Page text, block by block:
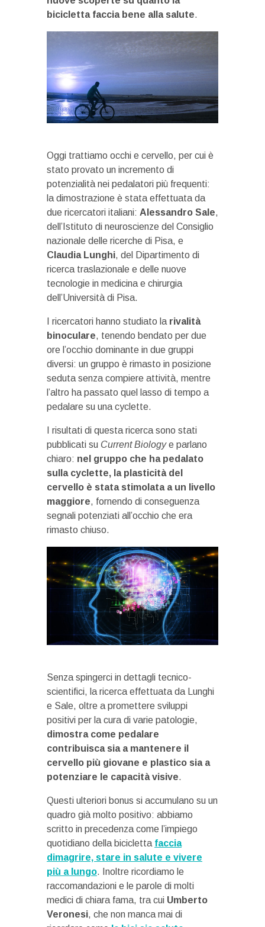
bicicletta faccia bene alla salute.
Oggi trattiamo occhi e cervello, per cui è
stato provato un incremento di
potenzialità nei pedalatori più frequenti:
la dimostrazione è stata effettuata da
due ricercatori italiani: Alessandro Sale,
dell’Istituto di neuroscienze del Consiglio
nazionale delle ricerche di Pisa, e
Claudia Lunghi, del Dipartimento di
ricerca traslazionale e delle nuove
tecnologie in medicina e chirurgia
dell’Università di Pisa.
I ricercatori hanno studiato la rivalità
binoculare, tenendo bendato per due
ore l’occhio dominante in due gruppi
diversi: un gruppo è rimasto in posizione
seduta senza compiere attività, mentre
l’altro ha passato quel lasso di tempo a
pedalare su una cyclette.
I risultati di questa ricerca sono stati
pubblicati su Current Biologye parlano
chiaro: nel gruppo che ha pedalato
sulla cyclette, la plasticità del
cervello è stata stimolata a un livello
maggiore, fornendo di conseguenza
segnali potenziati all’occhio che era
rimasto chiuso.
Senza spingerci in dettagli tecnico-
scientifici, la ricerca effettuata da Lunghi
e Sale, oltre a promettere sviluppi
positivi per la cura di varie patologie,
dimostra come pedalare
contribuisca sia a mantenere il
cervello più giovane e plastico sia a
potenziare le capacità visive.
Questi ulteriori bonus si accumulano su un
quadro già molto positivo: abbiamo
scritto in precedenza come l’impiego
quotidiano della bicicletta faccia
dimagrire, stare in salute e vivere
più a lungo. Inoltre ricordiamo le
raccomandazioni e le parole di molti
medici di chiara fama, tra cui Umberto
Veronesi, che non manca mai di